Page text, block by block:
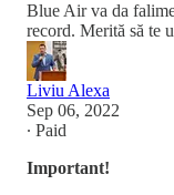
Blue Air va da
record. Merită să te
Liviu Alexa
Sep 06, 2022
∙ Paid
Important!